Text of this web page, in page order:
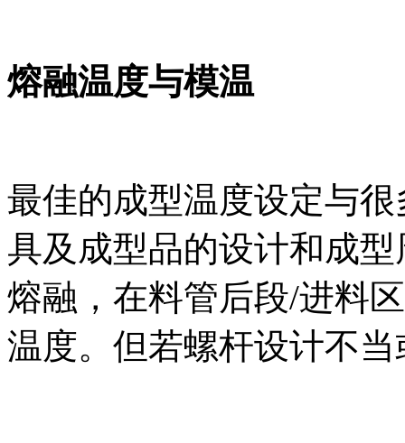
熔融温度与模温
最佳的成型温度设定与
具及成型品的设计和成
熔融，在料管后段/进料
温度。但若螺杆设计不当